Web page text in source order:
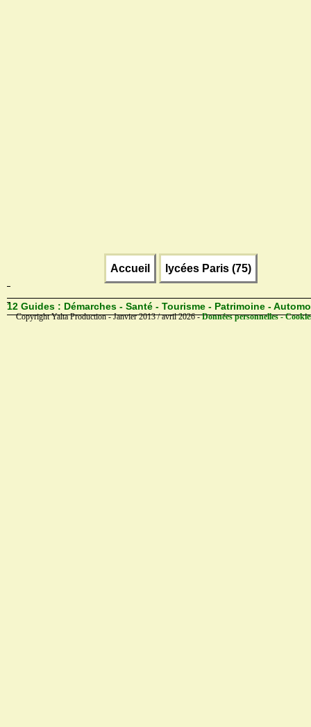
Accueil lycées Paris (75)
12 Guides : Démarches - Santé - Tourisme - Patrimoine -
Copyright Yalta Production - Janvier 2013 / avril 2026 -Données personnelles -